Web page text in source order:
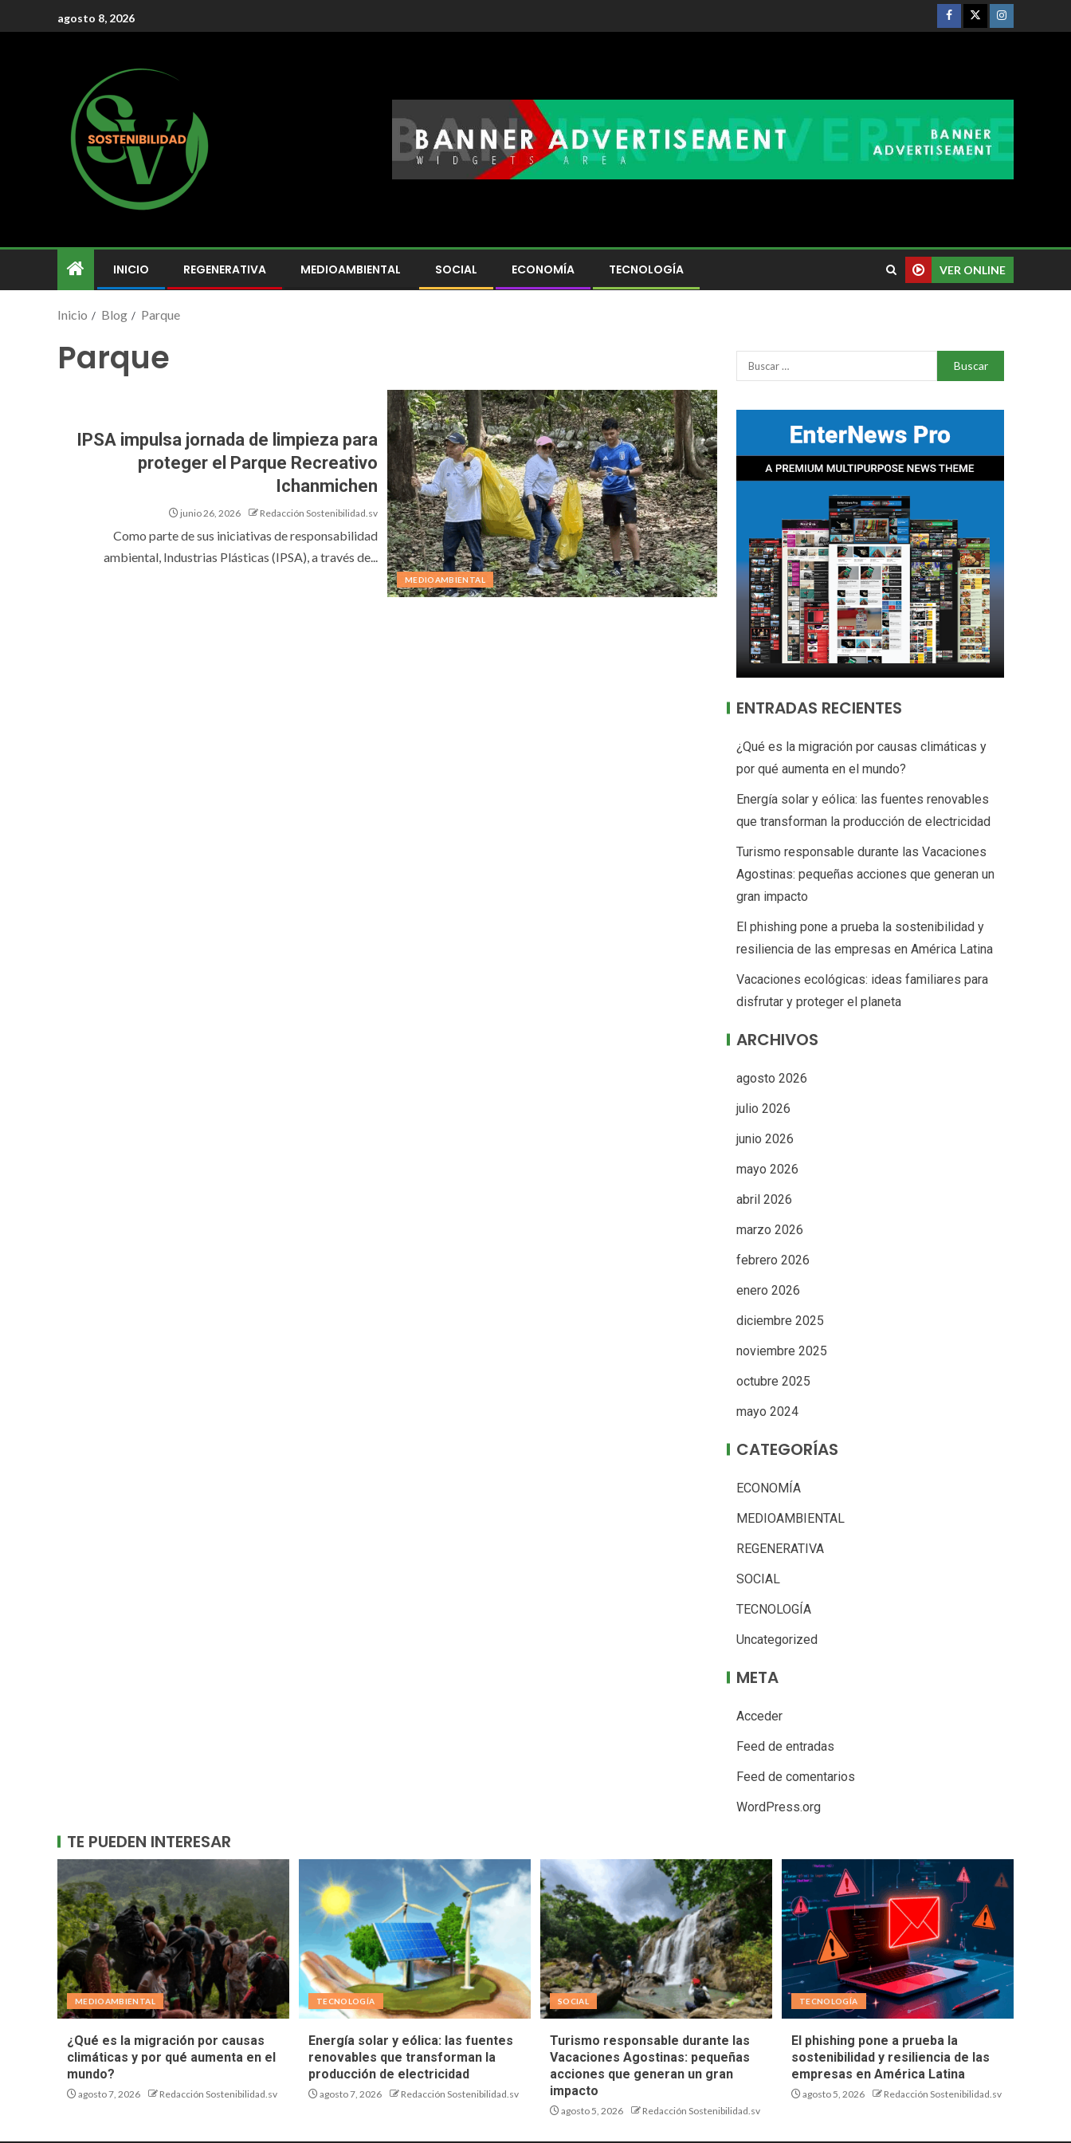
agosto 8, 2026
INICIO REGENERATIVA MEDIOAMBIENTAL SOCIAL ECONOMÍA TECNOLOGÍA VER ONLINE
Inicio Blog Parque
Parque
MEDIOAMBIENTAL
IPSA impulsa jornada de limpieza para
proteger el Parque Recreativo
Ichanmichen
junio 26, 2026 Redacción Sostenibilidad.sv
Como parte de sus iniciativas de responsabilidad
ambiental, Industrias Plásticas (IPSA), a través de...
ENTRADAS RECIENTES
¿Qué es la migración por causas climáticas y
por qué aumenta en el mundo?
Energía solar y eólica: las fuentes renovables
que transforman la producción de electricidad
Turismo responsable durante las Vacaciones
Agostinas: pequeñas acciones que generan un
gran impacto
El phishing pone a prueba la sostenibilidad y
resiliencia de las empresas en América Latina
Vacaciones ecológicas: ideas familiares para
disfrutar y proteger el planeta
ARCHIVOS
agosto 2026
julio 2026
junio 2026
mayo 2026
abril 2026
marzo 2026
febrero 2026
enero 2026
diciembre 2025
noviembre 2025
octubre 2025
mayo 2024
CATEGORÍAS
ECONOMÍA
MEDIOAMBIENTAL
REGENERATIVA
SOCIAL
TECNOLOGÍA
Uncategorized
META
Acceder
Feed de entradas
Feed de comentarios
WordPress.org
TE PUEDEN INTERESAR
MEDIOAMBIENTAL
¿Qué es la migración por causas
climáticas y por qué aumenta en el
mundo?
agosto 7, 2026 Redacción Sostenibilidad.sv
TECNOLOGÍA
Energía solar y eólica: las fuentes
renovables que transforman la
producción de electricidad
agosto 7, 2026 Redacción Sostenibilidad.sv
SOCIAL
Turismo responsable durante las
Vacaciones Agostinas: pequeñas
acciones que generan un gran
impacto
agosto 5, 2026 Redacción Sostenibilidad.sv
TECNOLOGÍA
El phishing pone a prueba la
sostenibilidad y resiliencia de las
empresas en América Latina
agosto 5, 2026 Redacción Sostenibilidad.sv